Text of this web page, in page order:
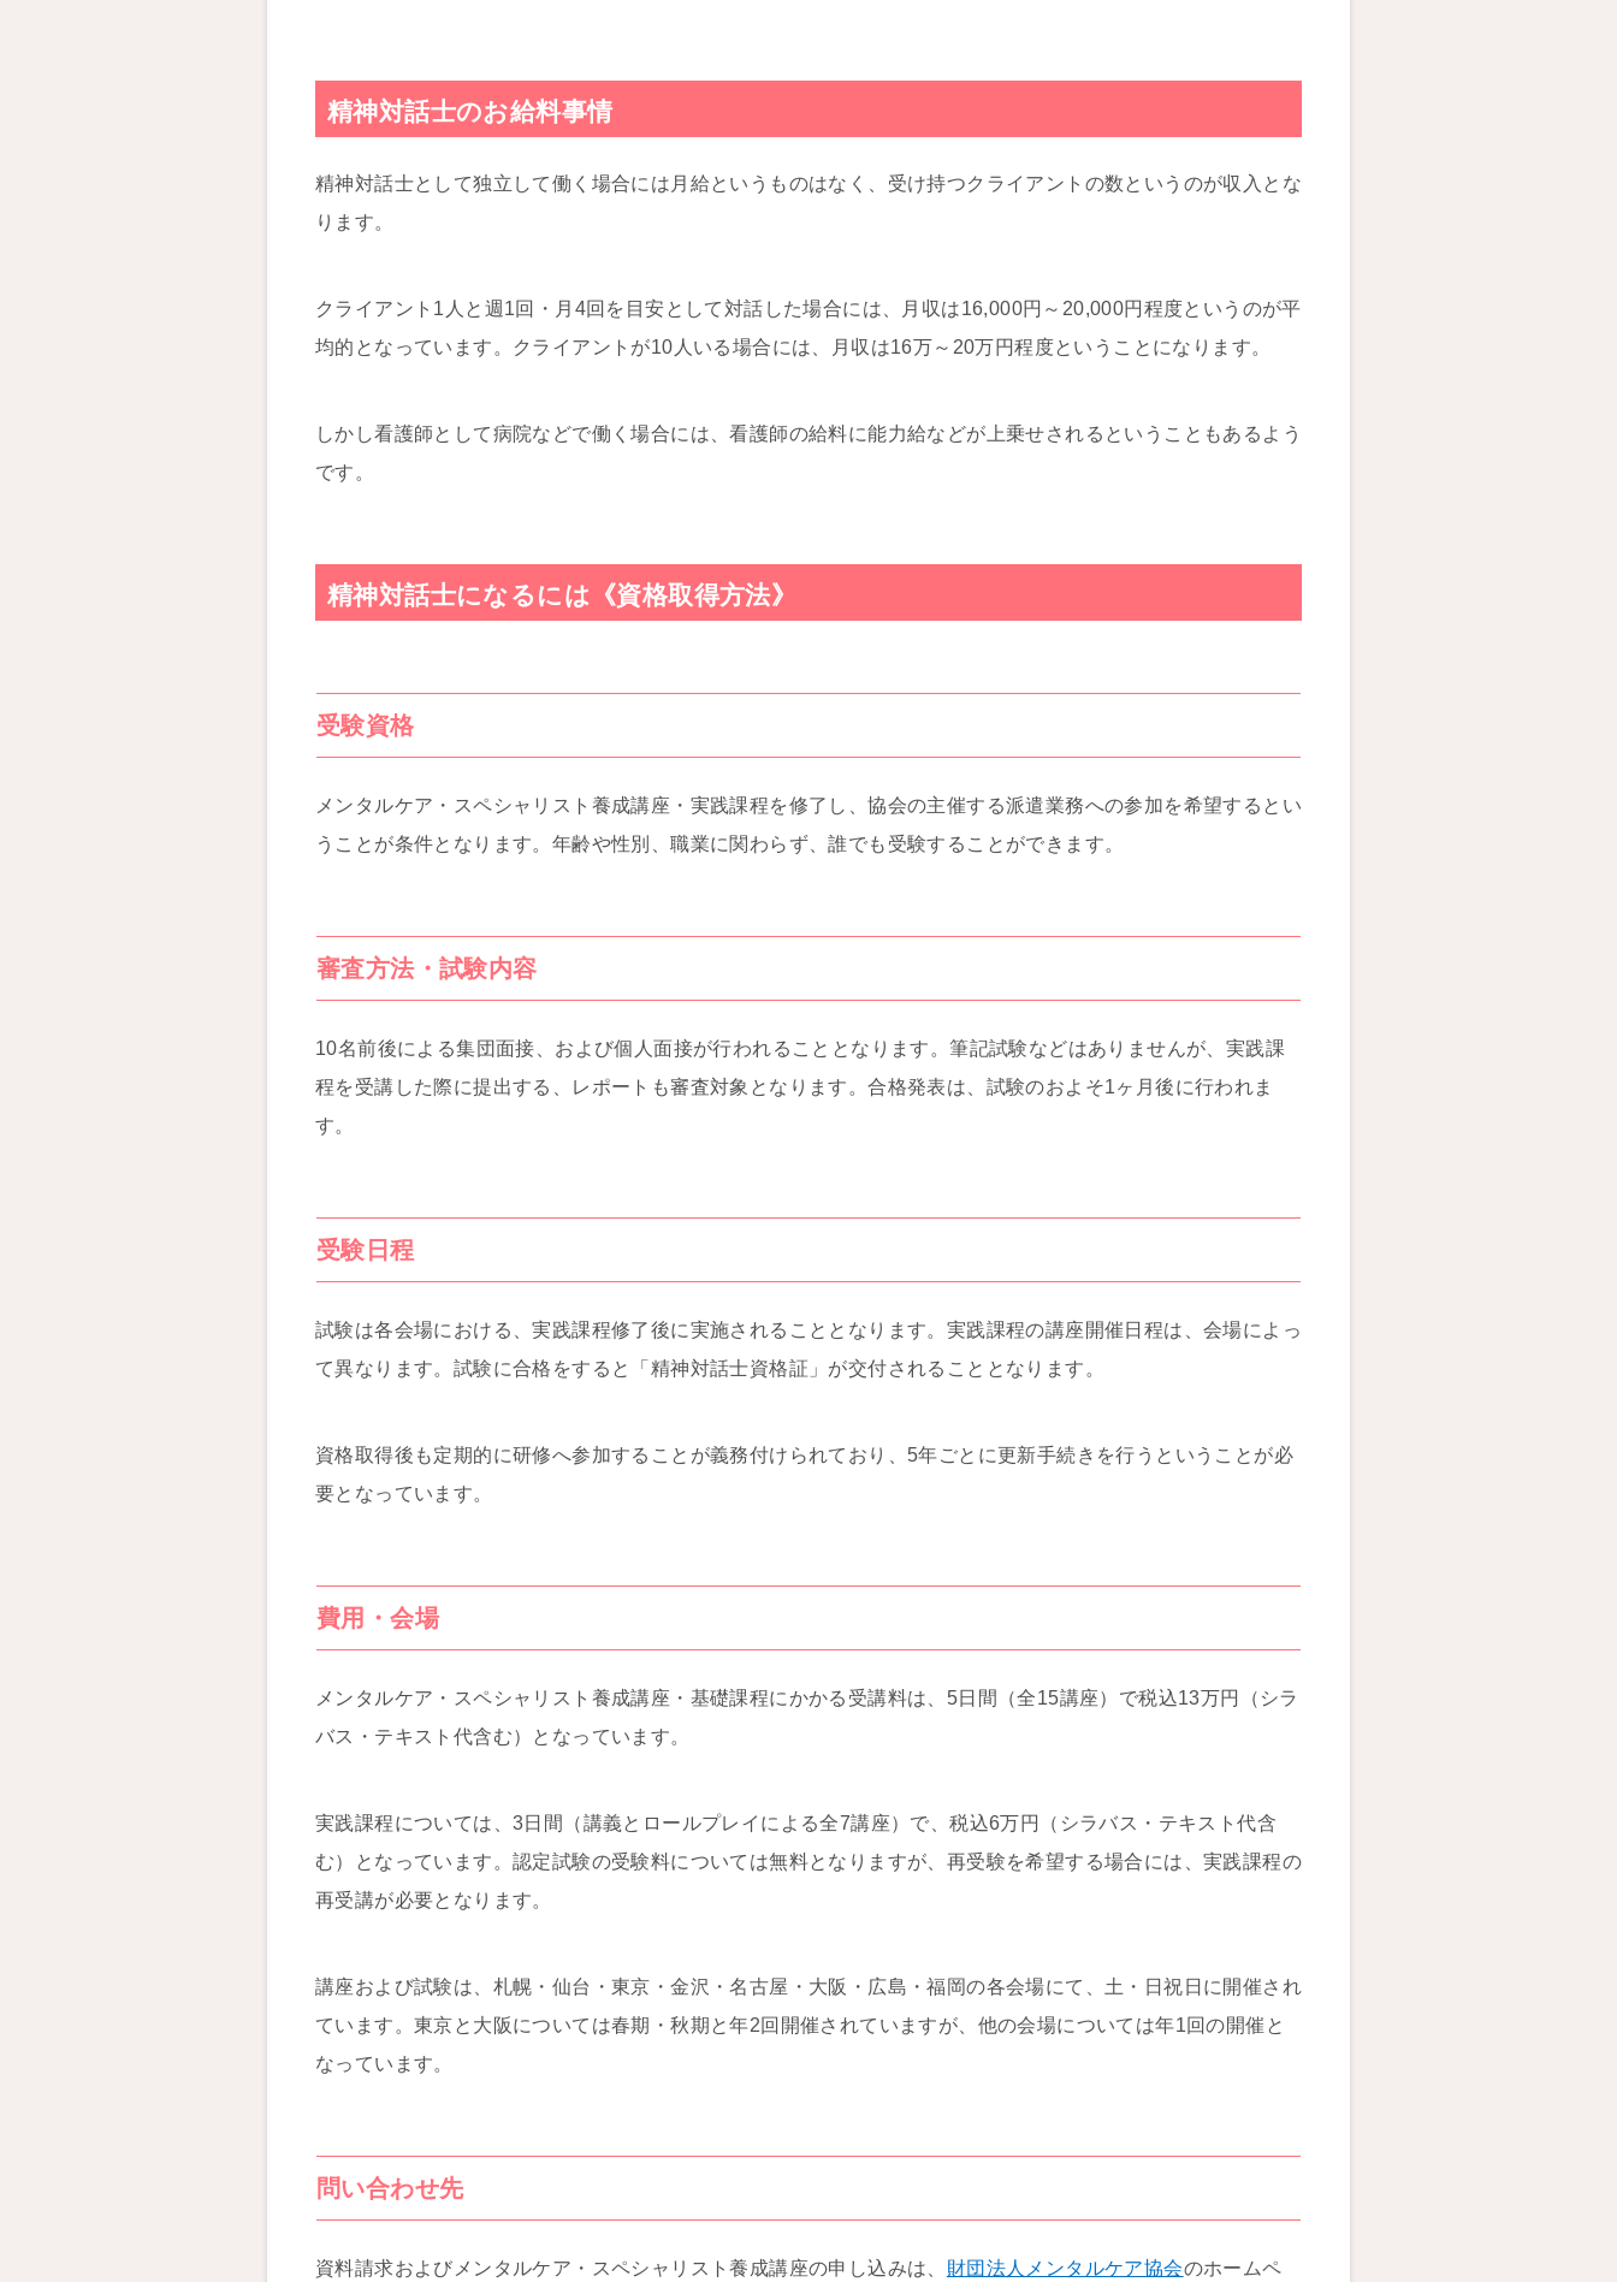
精神対話士のお給料事情
精神対話士として独立して働く場合には月給というものはなく、受け持つクライアントの数というのが収入とな
ります。
クライアント1人と週1回・月4回を目安として対話した場合には、月収は16,000円～20,000円程度というのが平
均的となっています。クライアントが10人いる場合には、月収は16万～20万円程度ということになります。
しかし看護師として病院などで働く場合には、看護師の給料に能力給などが上乗せされるということもあるよう
です。
精神対話士になるには《資格取得方法》
受験資格
メンタルケア・スペシャリスト養成講座・実践課程を修了し、協会の主催する派遣業務への参加を希望するとい
うことが条件となります。年齢や性別、職業に関わらず、誰でも受験することができます。
審査方法・試験内容
10名前後による集団面接、および個人面接が行われることとなります。筆記試験などはありませんが、実践課
程を受講した際に提出する、レポートも審査対象となります。合格発表は、試験のおよそ1ヶ月後に行われま
す。
受験日程
試験は各会場における、実践課程修了後に実施されることとなります。実践課程の講座開催日程は、会場によっ
て異なります。試験に合格をすると「精神対話士資格証」が交付されることとなります。
資格取得後も定期的に研修へ参加することが義務付けられており、5年ごとに更新手続きを行うということが必
要となっています。
費用・会場
メンタルケア・スペシャリスト養成講座・基礎課程にかかる受講料は、5日間（全15講座）で税込13万円（シラ
バス・テキスト代含む）となっています。
実践課程については、3日間（講義とロールプレイによる全7講座）で、税込6万円（シラバス・テキスト代含
む）となっています。認定試験の受験料については無料となりますが、再受験を希望する場合には、実践課程の
再受講が必要となります。
講座および試験は、札幌・仙台・東京・金沢・名古屋・大阪・広島・福岡の各会場にて、土・日祝日に開催され
ています。東京と大阪については春期・秋期と年2回開催されていますが、他の会場については年1回の開催と
なっています。
問い合わせ先
資料請求およびメンタルケア・スペシャリスト養成講座の申し込みは、 財団法人メンタルケア協会のホームペ